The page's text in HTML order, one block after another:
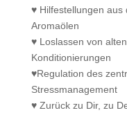
♥ Hilfestellungen aus
Aromaölen
♥ Loslassen von
Konditionierungen
♥Regulation des
Stressmanagement
♥ Zurück zu Dir, zu